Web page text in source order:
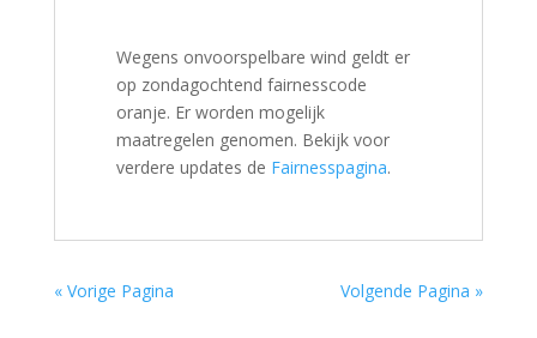
Wegens onvoorspelbare wind geldt er
op zondagochtend fairnesscode
oranje. Er worden mogelijk
maatregelen genomen. Bekijk voor
verdere updates de Fairnesspagina.
« Vorige Pagina Volgende Pagina »